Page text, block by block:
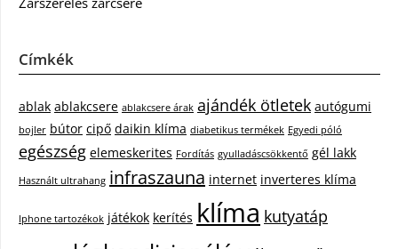
Címkék
ablak ablakcsere ablakcsere árak ajándék ötletek autógumi
bojler bútor cipő daikin klíma diabetikus termékek Egyedi póló
egészség elemeskerites Fordítás gyulladáscsökkentő gél lakk
Használt ultrahang infraszauna internet inverteres klíma
Iphone tartozékok játékok kerítés klíma kutyatáp